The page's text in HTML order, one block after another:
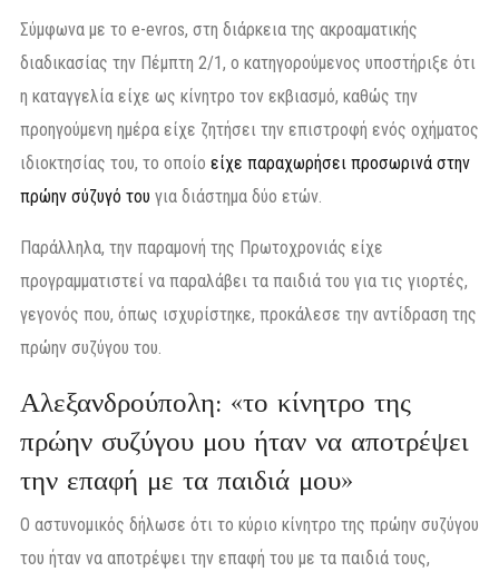
Σύμφωνα με το e-evros, στη διάρκεια της ακροαματικής
διαδικασίας την Πέμπτη 2/1, ο κατηγορούμενος υποστήριξε ότι
η καταγγελία είχε ως κίνητρο τον εκβιασμό, καθώς την
προηγούμενη ημέρα είχε ζητήσει την επιστροφή ενός οχήματος
ιδιοκτησίας του, το οποίο είχε παραχωρήσει προσωρινά στην
πρώην σύζυγό του για διάστημα δύο ετών.
Παράλληλα, την παραμονή της Πρωτοχρονιάς είχε
προγραμματιστεί να παραλάβει τα παιδιά του για τις γιορτές,
γεγονός που, όπως ισχυρίστηκε, προκάλεσε την αντίδραση της
πρώην συζύγου του.
Αλεξανδρούπολη: «το κίνητρο της
πρώην συζύγου μου ήταν να αποτρέψει
την επαφή με τα παιδιά μου»
Ο αστυνομικός δήλωσε ότι το κύριο κίνητρο της πρώην συζύγου
του ήταν να αποτρέψει την επαφή του με τα παιδιά τους,